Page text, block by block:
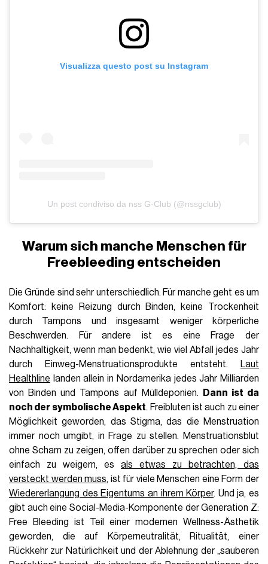
Visualizza questo post su Instagram
Un post condiviso da nss G-Club (@nssgclub)
Warum sich manche Menschen für
Freebleeding entscheiden
Die Gründe sind sehr unterschiedlich. Für manche geht es um
Komfort: keine Reizung durch Binden, keine Trockenheit
durch Tampons und insgesamt weniger körperliche
Beschwerden. Für andere ist es eine Frage der
Nachhaltigkeit, wenn man bedenkt, wie viel Abfall jedes Jahr
durch Einweg-Menstruationsprodukte entsteht.
Laut
Healthline landen allein in Nordamerika jedes Jahr Milliarden
von Binden und Tampons auf Mülldeponien.
Dann ist da
noch der symbolische Aspekt. Freibluten ist auch zu einer
Möglichkeit geworden, das Stigma, das die Menstruation
immer noch umgibt, in Frage zu stellen. Menstruationsblut
ohne Scham zu zeigen, offen darüber zu sprechen oder sich
einfach zu weigern, es als etwas zu betrachten, das
versteckt werden muss, ist für viele Menschen eine Form der
Wiedererlangung des Eigentums an ihrem Körper. Und ja, es
gibt auch eine Social-Media-Komponente der Generation Z:
Free Bleeding ist Teil einer modernen Wellness-Ästhetik
geworden, die auf Körperneutralität, Ritualität, einer
Rückkehr zur Natürlichkeit und der Ablehnung der „sauberen